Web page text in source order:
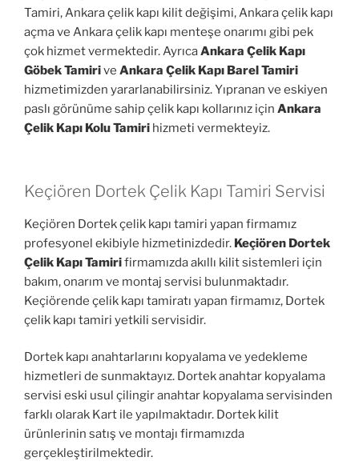
Tamiri, Ankara çelik kapı kilit değişimi, Ankara çelik kapı
açma ve Ankara çelik kapı menteşe onarımı gibi pek
çok hizmet vermektedir. AyrıcaAnkara Çelik Kapı
Göbek Tamirive Ankara Çelik Kapı Barel Tamiri
hizmetimizden yararlanabilirsiniz. Yıpranan ve eskiyen
paslı görünüme sahip çelik kapı kollarınız için Ankara
Çelik Kapı Kolu Tamiri hizmeti vermekteyiz.
Keçiören Dortek Çelik Kapı Tamiri Servisi
Keçiören Dortek çelik kapı tamiri yapan firmamız
profesyonel ekibiyle hizmetinizdedir. Keçiören Dortek
Çelik Kapı Tamirifirmamızda akıllı kilit sistemleri için
bakım, onarım ve montaj servisi bulunmaktadır.
Keçiörende çelik kapı tamiratı yapan firmamız, Dortek
çelik kapı tamiri yetkili servisidir.
Dortek kapı anahtarlarını kopyalama ve yedekleme
hizmetleri de sunmaktayız. Dortek anahtar kopyalama
servisi eski usul çilingir anahtar kopyalama servisinden
farklı olarak Kart ile yapılmaktadır. Dortek kilit
ürünlerinin satış ve montajı firmamızda
gerçekleştirilmektedir.